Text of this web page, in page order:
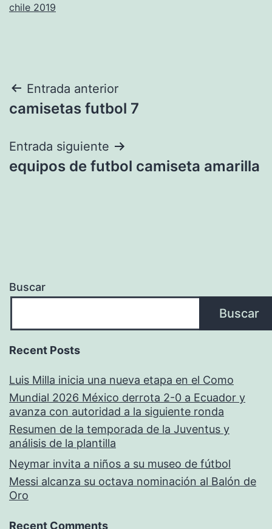
chile 2019
Navegación
de
entradas
Entrada anterior
camisetas futbol 7
Entrada siguiente
equipos de futbol camiseta amarilla
Buscar
Buscar
Recent Posts
Luis Milla inicia una nueva etapa en el Como
Mundial 2026 México derrota 2-0 a Ecuador y
avanza con autoridad a la siguiente ronda
Resumen de la temporada de la Juventus y
análisis de la plantilla
Neymar invita a niños a su museo de fútbol
Messi alcanza su octava nominación al Balón de
Oro
Recent Comments